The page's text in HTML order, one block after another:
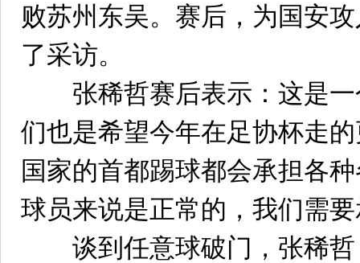
败苏州东吴。赛后，为国安
了采访。
张稀哲赛后表示：这是一
们也是希望今年在足协杯走
国家的首都踢球都会承担各
球员来说是正常的，我们需
谈到任意球破门，张稀哲